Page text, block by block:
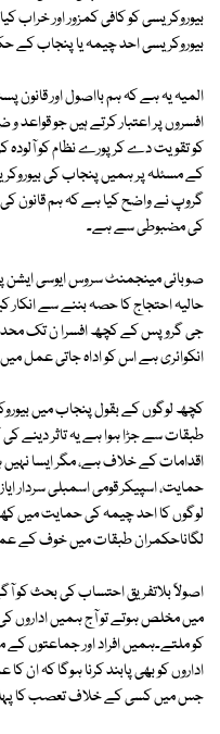
بیوروکریسی کو کافی کمزور اور خراب
بیوروکریسی احد چیمہ یا پنجاب
المیہ یہ ہے کہ ہم بااصول اور قانون
افسروں پر اعتبار کرتے ہیں جو
کو تقویت دے کر پورے نظام کو آلودہ
کے مسئلہ پر ہمیں پنجاب کی
گروپ نے واضح کیا ہے کہ ہم قانون کی
کی مضبوطی سے ہے۔
صوبائی مینجمنٹ سروس ایوسی ایشن
حالیہ احتجاج کا حصہ بننے سے انکار
جی گروپس کے کچھ افسرا ن تک
انکوائری ہے اس کو اداہ جاتی عمل
کچھ لوگوں کے بقول پنجاب میں
طبقات سے جڑا ہوا ہے یہ تاثر دینے
اقدامات کے خلاف ہے، مگر ایسا
حمایت، اسپیکر قومی اسمبلی سردار
لوگوں کا احد چیمہ کی حمایت میں
لگاناحکمران طبقات میں خوف کے
اصولاً بلاتفریق احتساب کی بحث کو
میں مخلص ہوتے تو آج ہمیں اداروں
کو ملتے۔ہمیں افراد اور جماعتوں کے
اداروں کو بھی پابند کرنا ہوگا کہ ان
جس میں کسی کے خلاف تعصب کا پہلو